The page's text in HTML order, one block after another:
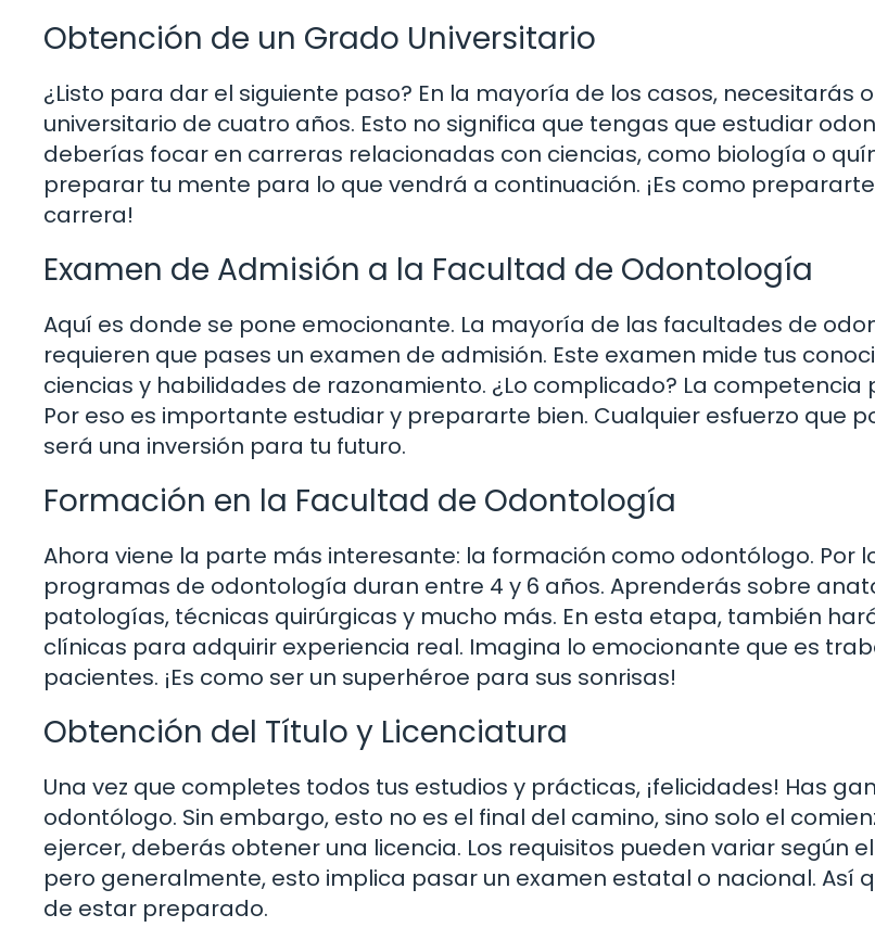
Obtención de un Grado Universitario
¿Listo para dar el siguiente paso? En la mayoría de los casos, necesitarás
universitario de cuatro años. Esto no significa que tengas que estudiar
deberías focar en carreras relacionadas con ciencias, como biología o
preparar tu mente para lo que vendrá a continuación. ¡Es como
carrera!
Examen de Admisión a la Facultad de Odontología
Aquí es donde se pone emocionante. La mayoría de las facultades de
requieren que pases un examen de admisión. Este examen mide tus
ciencias y habilidades de razonamiento. ¿Lo complicado? La competencia
Por eso es importante estudiar y prepararte bien. Cualquier esfuerzo que
será una inversión para tu futuro.
Formación en la Facultad de Odontología
Ahora viene la parte más interesante: la formación como odontólogo. Por
programas de odontología duran entre 4 y 6 años. Aprenderás sobre
patologías, técnicas quirúrgicas y mucho más. En esta etapa, también
clínicas para adquirir experiencia real. Imagina lo emocionante que es
pacientes. ¡Es como ser un superhéroe para sus sonrisas!
Obtención del Título y Licenciatura
Una vez que completes todos tus estudios y prácticas, ¡felicidades! Has
odontólogo. Sin embargo, esto no es el final del camino, sino solo el
ejercer, deberás obtener una licencia. Los requisitos pueden variar según
pero generalmente, esto implica pasar un examen estatal o nacional. Así
de estar preparado.